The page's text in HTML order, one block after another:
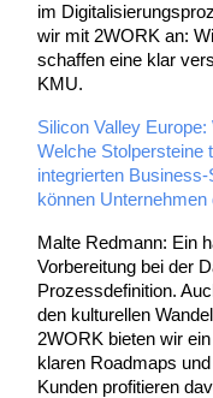
im
wir mit 2WORK an:
schaffen eine klar
KMU.
Silicon Valley
Welche Stolpersteine
integrierten
können
Malte Redmann: Ein
Vorbereitung bei der
Prozessdefinition.
den kulturellen
2WORK bieten wir
klaren Roadmaps
Kunden profitieren